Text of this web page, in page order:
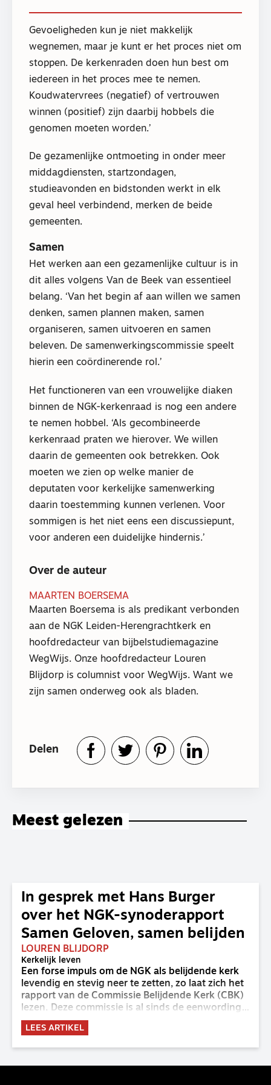
Gevoeligheden kun je niet makkelijk
wegnemen, maar je kunt er het proces niet om
stoppen. De kerkenraden doen hun best om
iedereen in het proces mee te nemen.
Koudwatervrees (negatief) of vertrouwen
winnen (positief) zijn daarbij hobbels die
genomen moeten worden.’
De gezamenlijke ontmoeting in onder meer
middagdiensten, startzondagen,
studieavonden en bidstonden werkt in elk
geval heel verbindend, merken de beide
gemeenten.
Samen
Het werken aan een gezamenlijke cultuur is in
dit alles volgens Van de Beek van essentieel
belang. ‘Van het begin af aan willen we samen
denken, samen plannen maken, samen
organiseren, samen uitvoeren en samen
beleven. De samenwerkingscommissie speelt
hierin een coördinerende rol.’
Het functioneren van een vrouwelijke diaken
binnen de NGK-kerkenraad is nog een andere
te nemen hobbel. ‘Als gecombineerde
kerkenraad praten we hierover. We willen
daarin de gemeenten ook betrekken. Ook
moeten we zien op welke manier de
deputaten voor kerkelijke samenwerking
daarin toestemming kunnen verlenen. Voor
sommigen is het niet eens een discussiepunt,
voor anderen een duidelijke hindernis.’
Over de auteur
MAARTEN BOERSEMA
Maarten Boersema is als predikant verbonden
aan de NGK Leiden-Herengrachtkerk en
hoofdredacteur van bijbelstudiemagazine
WegWijs. Onze hoofdredacteur Louren
Blijdorp is columnist voor WegWijs. Want we
zijn samen onderweg ook als bladen.
Delen
Meest gelezen
In gesprek met Hans Burger
over het NGK-synoderapport
Samen Geloven, samen belijden
LOUREN BLIJDORP
Kerkelijk leven
Een forse impuls om de NGK als belijdende kerk
levendig en stevig neer te zetten, zo laat zich het
rapport van de Commissie Belijdende Kerk (CBK)
lezen. Deze commissie is al sinds de eenwording
van de GKv en NGK actief en kreeg van de
synode van Deventer in 2023 de opdracht om
belijdenis en bij te dragen aan de verlevendiging
LEES ARTIKEL